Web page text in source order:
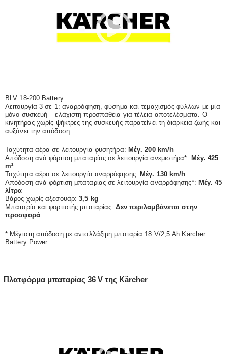
BLV 18-200 Battery
Λειτουργία 3 σε 1: αναρρόφηση, φύσημα και τεμαχισμός φύλλων με μία
μόνο συσκευή – ελάχιστη προσπάθεια για τέλεια αποτελέσματα. Ο
κινητήρας χωρίς ψήκτρες της συσκευής παρατείνει τη διάρκεια ζωής και
αυξάνει την απόδοση.
Ταχύτητα αέρα σε λειτουργία φυσητήρα: Μέγ. 200 km/h
Απόδοση ανά φόρτιση μπαταρίας σε λειτουργία ανεμιστήρα*: Μέγ. 425
m²
Ταχύτητα αέρα σε λειτουργία αναρρόφησης: Μέγ. 130 km/h
Απόδοση ανά φόρτιση μπαταρίας σε λειτουργία αναρρόφησης*: Μέγ. 45
λίτρα
Βάρος χωρίς αξεσουάρ:3,5 kg
Μπαταρία και φορτιστής μπαταρίας:Δεν περιλαμβάνεται στην
προσφορά
* Μέγιστη απόδοση με ανταλλάξιμη μπαταρία 18 V/2,5 Ah Kärcher
Battery Power.
Πλατφόρμα μπαταρίας 36 V της Kärcher